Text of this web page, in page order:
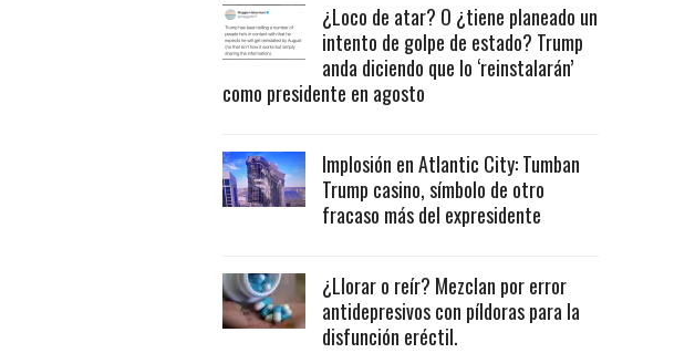
¿Loco de atar? O ¿tiene planeado un
intento de golpe de estado? Trump
anda diciendo que lo ‘reinstalarán’
como presidente en agosto
Implosión en Atlantic City: Tumban
Trump casino, símbolo de otro
fracaso más del expresidente
¿Llorar o reír? Mezclan por error
antidepresivos con píldoras para la
disfunción eréctil.